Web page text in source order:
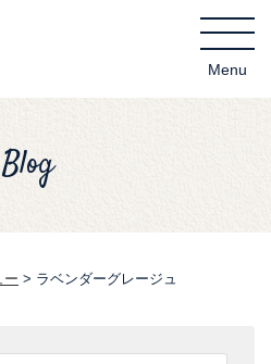
Blog
ー > ラベンダーグレージュ